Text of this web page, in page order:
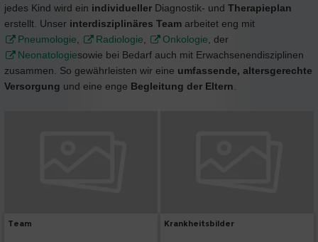
jedes Kind wird ein individueller Diagnostik- und Therapieplan
erstellt. Unser interdisziplinäres Team arbeitet eng mit
Pneumologie
Radiologie Onkologie , der
Neonatologiesowie bei Bedarf auch mit Erwachsenendisziplinen
zusammen. So gewährleisten wir eine umfassende, altersgerechte
Versorgung und eine enge Begleitung der Eltern
Team Krankheitsbilder